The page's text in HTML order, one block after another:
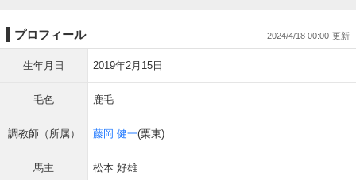
プロフィール 2024/4/18 00:00
生年月日 2019年2月15日
毛色 鹿毛
調教師（所属） 藤岡 健一(栗東)
馬主 松本 好雄